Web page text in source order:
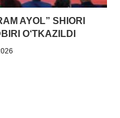
AYOL” SHIORI
O‘TKAZILDI